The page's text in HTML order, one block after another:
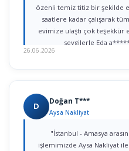
özenli temiz titiz bir şekilde
saatlere kadar çalışarak
evimize ulaştı çok teşekkür
sevgilerle Eda
26.06.2026
D Doğan T***
Aysa Nakliyat
"İstanbul - Amasya
işlemimizde Aysa Nakliyat ile